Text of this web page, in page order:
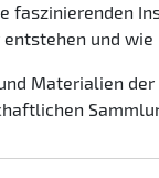
faszinierenden
und
Materialien